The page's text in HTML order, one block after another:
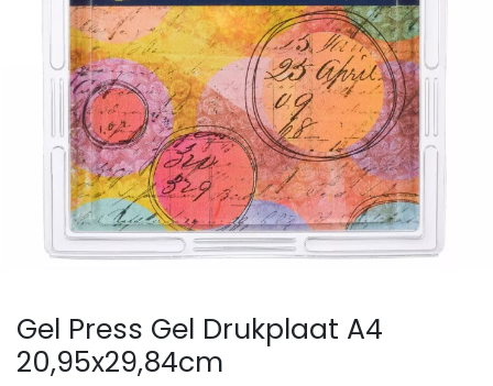
Gel Press Gel Drukplaat A4
20,95x29,84cm